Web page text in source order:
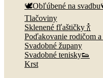
🕊️Obľúbené na
Tlačoviny
Sklenené fľaštičky 🍾
Poďakovanie rodičom
Svadobné župany
Svadobné tenisky👟
Krst